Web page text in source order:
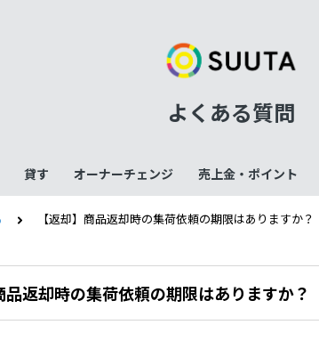
よくある質問
貸す オーナーチェンジ 売上金・ポイント
【返却】商品返却時の集荷依頼の期限はありますか？
品返却時の集荷依頼の期限はありますか？